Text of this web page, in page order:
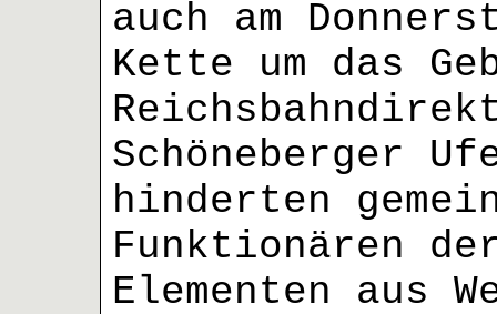
auch am
Kette um das
Schöneberger
hinderten
Funktionären
Elementen aus